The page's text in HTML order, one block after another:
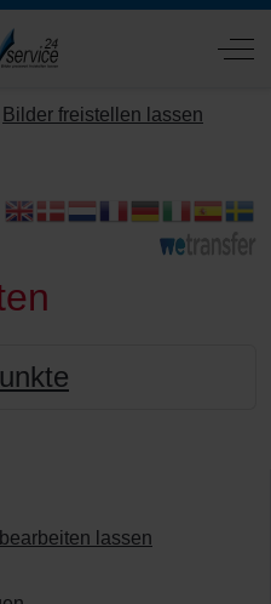
Off-
Bilder freistellen lassen
lassen